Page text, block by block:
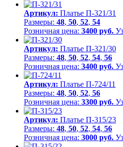
Артикул: Платье П-321/31
Размеры: 48, 50, 52, 54
Розничная цена: 3400 руб.
Артикул: Платье П-321/30
Размеры: 48, 50, 52, 54, 56
Розничная цена: 3400 руб.
Артикул: Платье П-724/11
Размеры: 48, 50, 52, 56
Розничная цена: 3300 руб.
Артикул: Платье П-315/23
Размеры: 48, 50, 52, 54, 56
Розничная цена: 3000 руб.